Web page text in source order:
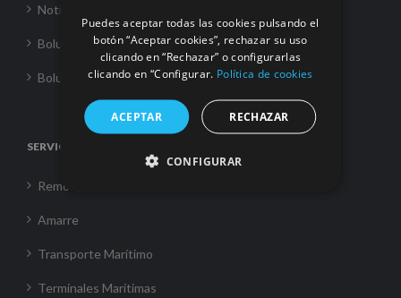
Noticias
Boluda Towage
Boluda Shipping
SERVICIOS
Remolque
Amarre
Transporte Marítimo
Terminales Marítimas
Puedes aceptar todas las cookies pulsando el
botón “Aceptar cookies”, rechazar su uso
clicando en “Rechazar” o configurarlas
clicando en “Configurar. Política de cookies
ACEPTAR RECHAZAR
CONFIGURAR